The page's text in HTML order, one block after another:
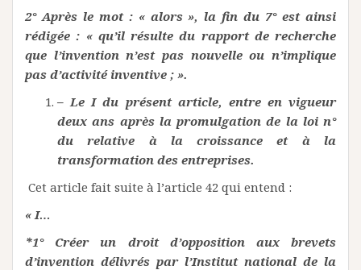
2° Après le mot : « alors », la fin du 7° est ainsi
rédigée : « qu’il résulte du rapport de recherche
que l’invention n’est pas nouvelle ou n’implique
pas d’activité inventive ; ».
– Le I du présent article, entre en vigueur
deux ans après la promulgation de la loi n°
du relative à la croissance et à la
transformation des entreprises.
Cet article fait suite à l’article 42 qui entend :
« I…
*1° Créer un droit d’opposition aux brevets
d’invention délivrés par l’Institut national de la